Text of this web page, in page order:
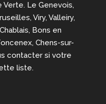
Verte. Le Genevois,
Viry, Valleiry,
Bons en
Chens-sur-
contacter si votre
liste.